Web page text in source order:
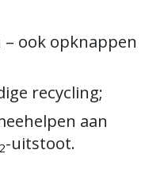
ook opknappen
recycling;
aan
2-uitstoot.